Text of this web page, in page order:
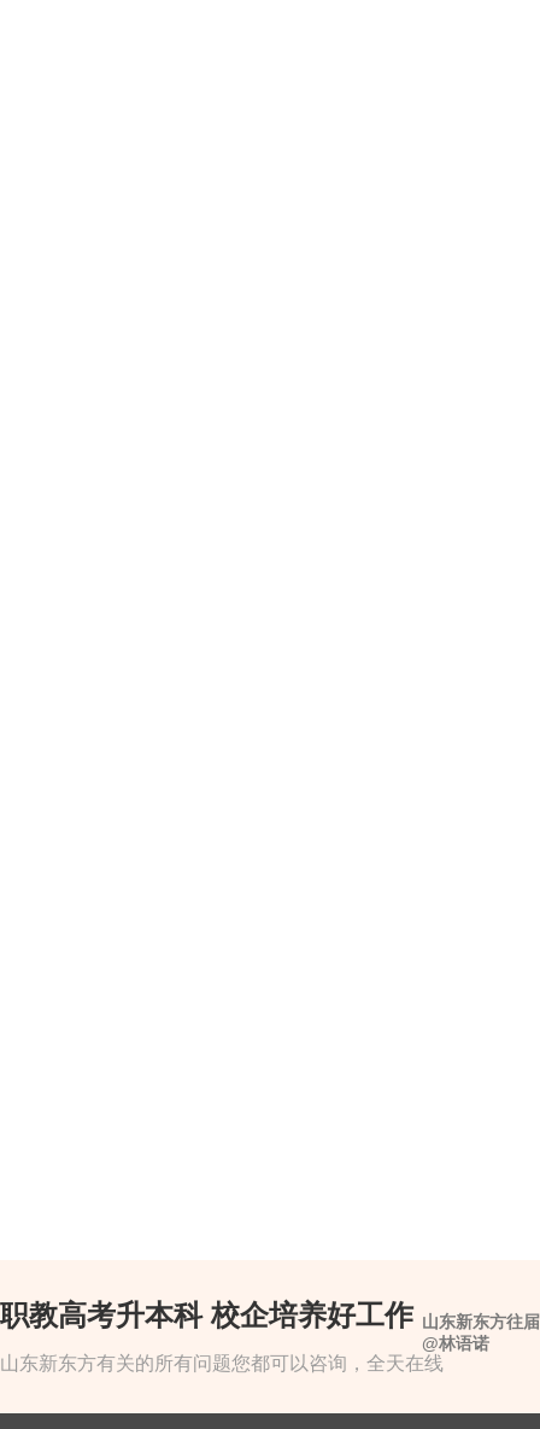
职教高考升本科 校企培养好工作
山东新东方有关的所有问题您都可以咨询，全天在线
山东新东方往
@林语诺